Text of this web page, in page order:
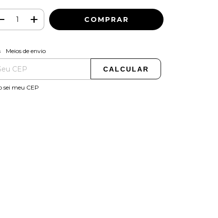
para o CEP:
Meios de envio
CALCULAR
sei meu CEP